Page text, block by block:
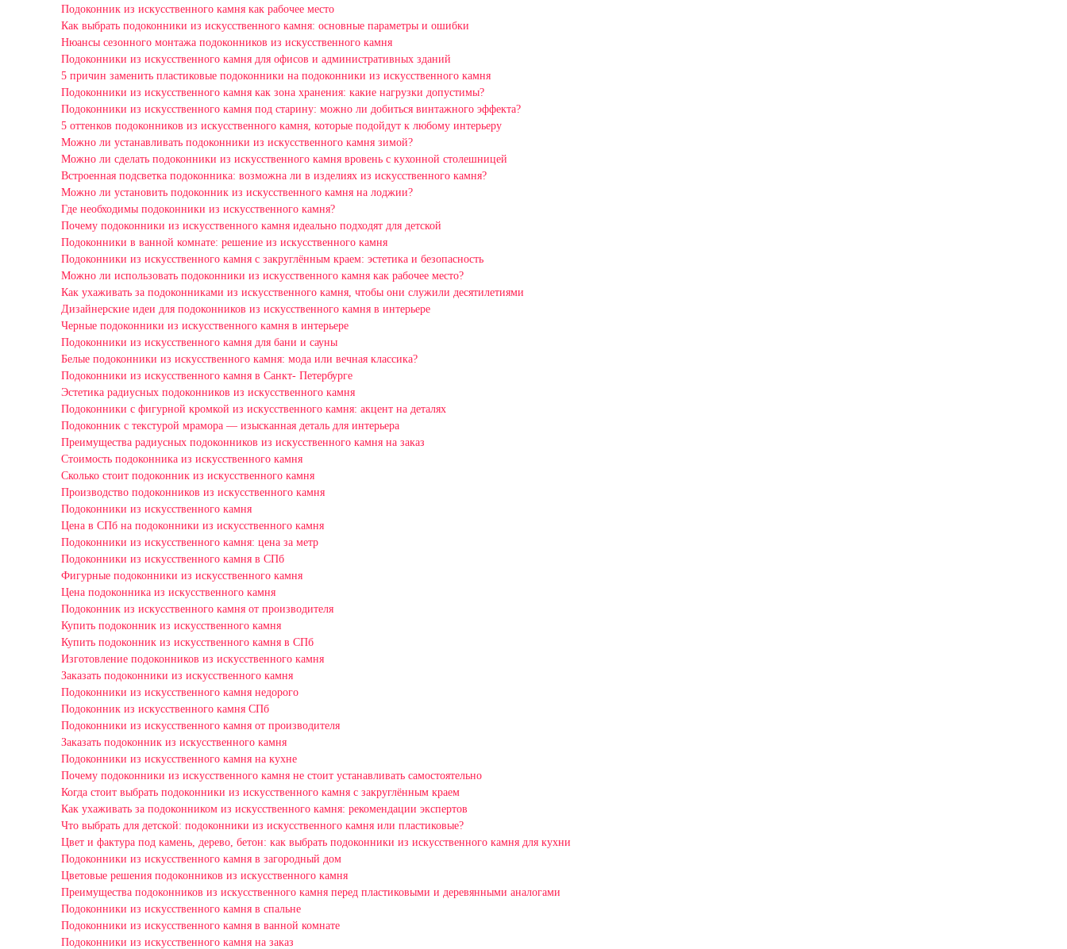
Подоконник из искусственного камня как рабочее место
Как выбрать подоконники из искусственного камня: основные параметры и ошибки
Нюансы сезонного монтажа подоконников из искусственного камня
Подоконники из искусственного камня для офисов и административных зданий
5 причин заменить пластиковые подоконники на подоконники из искусственного камня
Подоконники из искусственного камня как зона хранения: какие нагрузки допустимы?
Подоконники из искусственного камня под старину: можно ли добиться винтажного эффекта?
5 оттенков подоконников из искусственного камня, которые подойдут к любому интерьеру
Можно ли устанавливать подоконники из искусственного камня зимой?
Можно ли сделать подоконники из искусственного камня вровень с кухонной столешницей
Встроенная подсветка подоконника: возможна ли в изделиях из искусственного камня?
Можно ли установить подоконник из искусственного камня на лоджии?
Где необходимы подоконники из искусственного камня?
Почему подоконники из искусственного камня идеально подходят для детской
Подоконники в ванной комнате: решение из искусственного камня
Подоконники из искусственного камня с закруглённым краем: эстетика и безопасность
Можно ли использовать подоконники из искусственного камня как рабочее место?
Как ухаживать за подоконниками из искусственного камня, чтобы они служили десятилетиями
Дизайнерские идеи для подоконников из искусственного камня в интерьере
Черные подоконники из искусственного камня в интерьере
Подоконники из искусственного камня для бани и сауны
Белые подоконники из искусственного камня: мода или вечная классика?
Подоконники из искусственного камня в Санкт- Петербурге
Эстетика радиусных подоконников из искусственного камня
Подоконники с фигурной кромкой из искусственного камня: акцент на деталях
Подоконник с текстурой мрамора — изысканная деталь для интерьера
Преимущества радиусных подоконников из искусственного камня на заказ
Стоимость подоконника из искусственного камня
Сколько стоит подоконник из искусственного камня
Производство подоконников из искусственного камня
Подоконники из искусственного камня
Цена в СПб на подоконники из искусственного камня
Подоконники из искусственного камня: цена за метр
Подоконники из искусственного камня в СПб
Фигурные подоконники из искусственного камня
Цена подоконника из искусственного камня
Подоконник из искусственного камня от производителя
Купить подоконник из искусственного камня
Купить подоконник из искусственного камня в СПб
Изготовление подоконников из искусственного камня
Заказать подоконники из искусственного камня
Подоконники из искусственного камня недорого
Подоконник из искусственного камня СПб
Подоконники из искусственного камня от производителя
Заказать подоконник из искусственного камня
Подоконники из искусственного камня на кухне
Почему подоконники из искусственного камня не стоит устанавливать самостоятельно
Когда стоит выбрать подоконники из искусственного камня с закруглённым краем
Как ухаживать за подоконником из искусственного камня: рекомендации экспертов
Что выбрать для детской: подоконники из искусственного камня или пластиковые?
Цвет и фактура под камень, дерево, бетон: как выбрать подоконники из искусственного камня для кухни
Подоконники из искусственного камня в загородный дом
Цветовые решения подоконников из искусственного камня
Преимущества подоконников из искусственного камня перед пластиковыми и деревянными аналогами
Подоконники из искусственного камня в спальне
Подоконники из искусственного камня в ванной комнате
Подоконники из искусственного камня на заказ